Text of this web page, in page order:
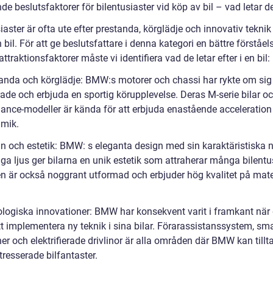
beslutsfaktorer för bilentusiaster vid köp av bil – vad letar
är ofta ute efter prestanda, körglädje och innovativ teknik
bil. För att ge beslutsfattare i denna kategori en bättre
måste vi identifiera vad de letar efter i en bil:
och körglädje: BMW:s motorer och chassi har rykte om
och erbjuda en sportig körupplevelse. Deras M-serie bilar
modeller är kända för att erbjuda enastående
och estetik: BMW: s eleganta design med sin karaktäristiska
ljus ger bilarna en unik estetik som attraherar många
är också noggrant utformad och erbjuder hög kvalitet på
innovationer: BMW har konsekvent varit i framkant när
implementera ny teknik i sina bilar. Förarassistanssystem,
och elektrifierade drivlinor är alla områden där BMW kan
bilfantaster.